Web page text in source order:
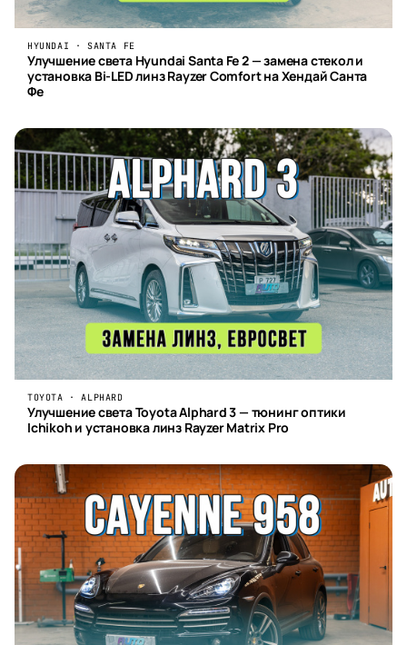
HYUNDAI · SANTA FE
Улучшение света Hyundai Santa Fe 2 — замена стекол и
установка Bi-LED линз Rayzer Comfort на Хендай Санта
Фе
TOYOTA · ALPHARD
Улучшение света Toyota Alphard 3 — тюнинг оптики
Ichikoh и установка линз Rayzer Matrix Pro